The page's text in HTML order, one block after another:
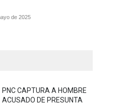
de 2025
PNC CAPTURA A HOMBRE
ACUSADO DE PRESUNTA